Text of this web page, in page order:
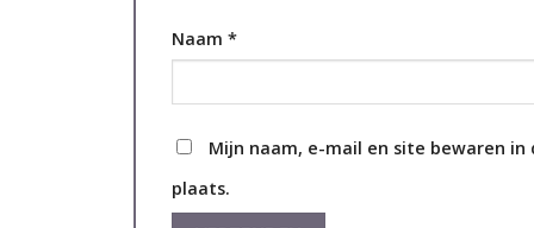
Naam *
Mijn naam, e-mail en site bewaren
plaats.